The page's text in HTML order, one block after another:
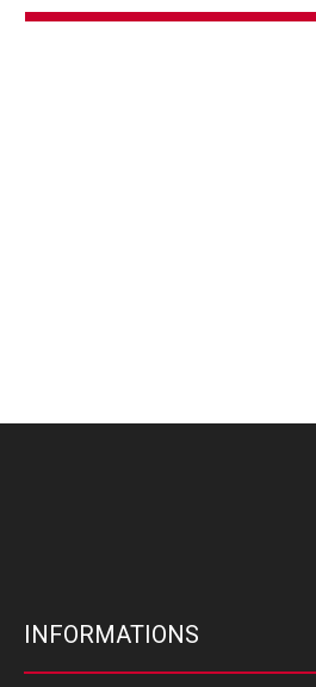
INFORMATIONS